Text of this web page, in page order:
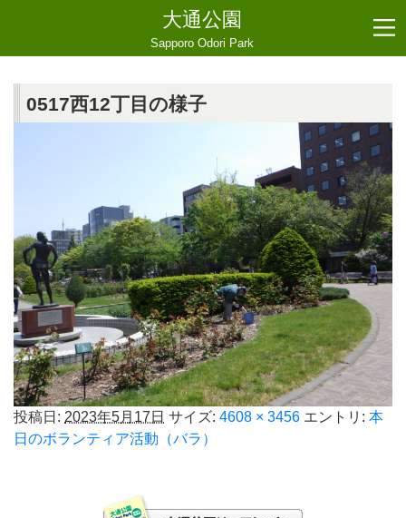
大通公園
Sapporo Odori Park
0517西12丁目の様子
投稿日: 2023年5月17日 サイズ: 4608 × 3456 エントリ: 本
日のボランティア活動（バラ）